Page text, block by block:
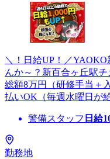
＼！日給UP！／
んか～？新百合ヶ丘駅
総額8万円（研修手当＋
払いOK（毎週水曜日
警備スタッフ 日給
勤務地